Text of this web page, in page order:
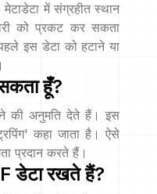
में संग्रहीत स्थान
को प्रकट कर सकता
इस डेटा को हटाने या
हूँ?
की अनुमति देते हैं। इस
कहा जाता है। ऐसे
प्रदान करते हैं।
डेटा रखते हैं?